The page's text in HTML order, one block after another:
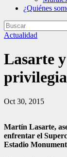
¿Quiénes
Actualidad
Lasarte
Oct 30, 2015
Martín Lasarte,
enfrentar el
Estadio